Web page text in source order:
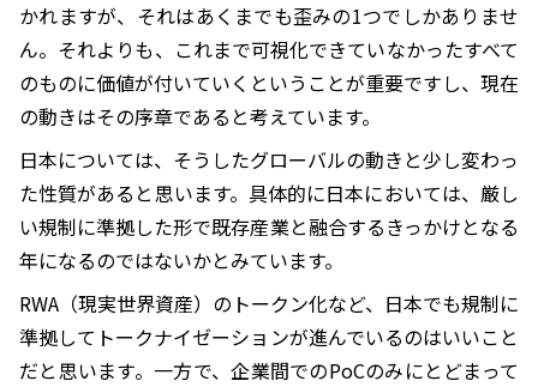
かれますが、それはあくまでも歪みの1つでしかありませ
ん。それよりも、これまで可視化できていなかったすべて
のものに価値が付いていくということが重要ですし、現在
の動きはその序章であると考えています。
日本については、そうしたグローバルの動きと少し変わっ
た性質があると思います。具体的に日本においては、厳し
い規制に準拠した形で既存産業と融合するきっかけとなる
年になるのではないかとみています。
RWA（現実世界資産）のトークン化など、日本でも規制に
準拠してトークナイゼーションが進んでいるのはいいこと
だと思います。一方で、企業間でのPoCのみにとどまって